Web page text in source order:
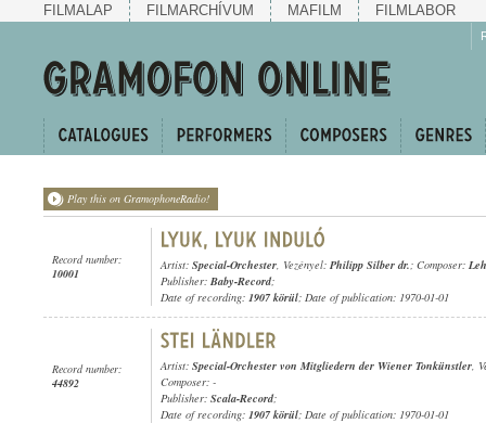
FILMALAP FILMARCHÍVUM MAFILM FILMLABOR
Play this on GramophoneRadio!
Record number:
10001
Artist: Special-Orchester, Vezényel: Philipp Silber dr.; Composer:
Publisher: Baby-Record;
Date of recording: 1907 körül; Date of publication: 1970-01-01
Record number:
44892
Artist: Special-Orchester von Mitgliedern der Wiener Tonkünstler,
Composer: -
Publisher: Scala-Record;
Date of recording: 1907 körül; Date of publication: 1970-01-01